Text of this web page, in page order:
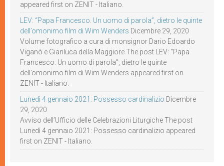
appeared first on ZENIT - Italiano.
LEV: “Papa Francesco. Un uomo di parola”, dietro le quinte
dell’omonimo film di Wim Wenders Dicembre 29, 2020
Volume fotografico a cura di monsignor Dario Edoardo
Viganò e Gianluca della Maggiore The post LEV: “Papa
Francesco. Un uomo di parola”, dietro le quinte
dell’omonimo film di Wim Wenders appeared first on
ZENIT - Italiano.
Lunedì 4 gennaio 2021: Possesso cardinalizio Dicembre
29, 2020
Avviso dell’Ufficio delle Celebrazioni Liturgiche The post
Lunedì 4 gennaio 2021: Possesso cardinalizio appeared
first on ZENIT - Italiano.